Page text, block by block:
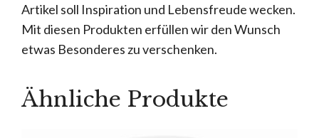
Artikel soll Inspiration und Lebensfreude wecken.
Mit diesen Produkten erfüllen wir den Wunsch
etwas Besonderes zu verschenken.
Ähnliche Produkte